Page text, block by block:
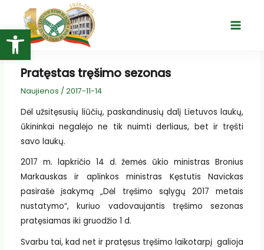
Open toolbar
turinio
Main
Pratęstas tręšimo sezonas
Naujienos / 2017-11-14
Dėl užsitęsusių liūčių, paskandinusių dalį Lietuvos laukų,
ūkininkai negalėjo ne tik nuimti derliaus, bet ir tręšti
savo laukų.
2017 m. lapkričio 14 d. žemės ūkio ministras Bronius
Markauskas ir aplinkos ministras Kęstutis Navickas
pasirašė įsakymą „Dėl tręšimo sąlygų 2017 metais
nustatymo“, kuriuo vadovaujantis tręšimo sezonas
pratęsiamas iki gruodžio 1 d.
Svarbu tai, kad net ir pratęsus tręšimo laikotarpį galioja